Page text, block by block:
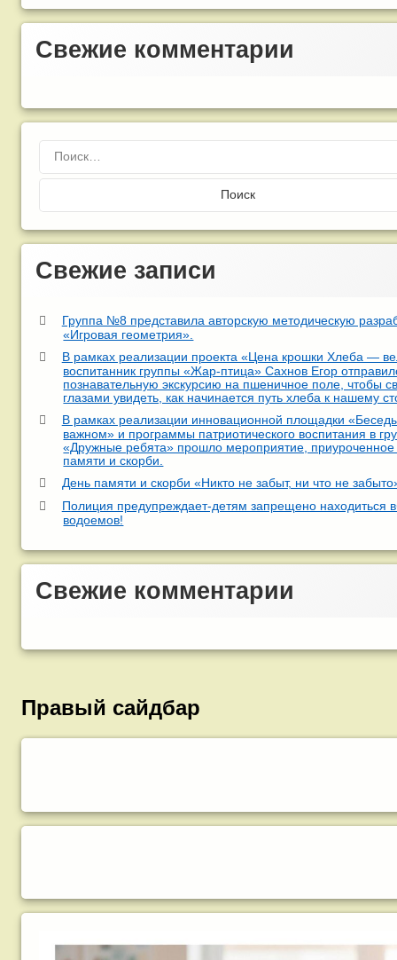
Свежие комментарии
Найти:
Свежие записи
Группа №8 представила авторскую методическую
«Игровая геометрия».
В рамках реализации проекта «Цена крошки Хлеба —
воспитанник группы «Жар-птица» Сахнов Егор
познавательную экскурсию на пшеничное поле, чтобы
глазами увидеть, как начинается путь хлеба к нашему
В рамках реализации инновационной площадки
важном» и программы патриотического воспитания в
«Дружные ребята» прошло мероприятие,
памяти и скорби.
День памяти и скорби «Никто не забыт, ни что не
Полиция предупреждает-детям запрещено находиться
водоемов!
Свежие комментарии
Правый сайдбар